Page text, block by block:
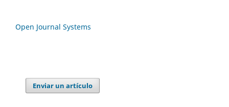
Open Journal Systems
Enviar un artículo